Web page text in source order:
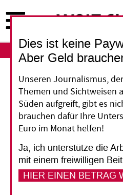
zum
Inhalt
Österreich
Mit
steigern
Österreich rechnet
Entwicklungsländern in
Dies ist keine
Aber Geld
Unseren Journalismus,
Themen und Sichtweisen
Süden aufgreift, gibt es
brauchen dafür Ihre
Euro im Monat helfen!
Ja, ich unterstütze die
mit einem freiwilligen
HIER EINEN BETRAG